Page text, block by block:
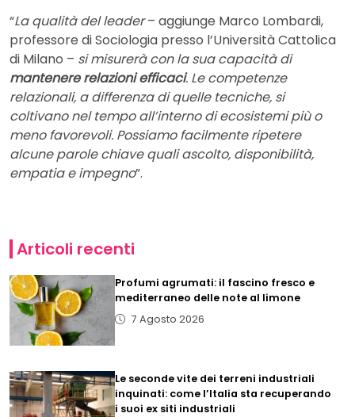
“La qualità del leader– aggiunge Marco Lombardi,
professore di Sociologia presso l’Università Cattolica
di Milano – si misurerà con la sua capacità di
mantenere relazioni efficaci. Le competenze
relazionali, a differenza di quelle tecniche, si
coltivano nel tempo all’interno di ecosistemi più o
meno favorevoli. Possiamo facilmente ripetere
alcune parole chiave quali ascolto, disponibilità,
empatia e impegno”.
Articoli recenti
Profumi agrumati: il fascino fresco e
mediterraneo delle note al limone
7 Agosto 2026
Le seconde vite dei terreni industriali
inquinati: come l’Italia sta recuperando
i suoi ex siti industriali